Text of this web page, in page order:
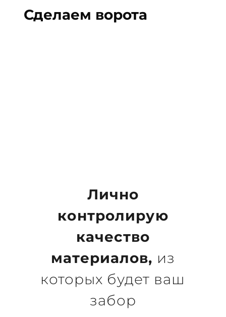
Сделаем ворота
Лично
контролирую
качество
материалов, из
которых будет ваш
забор